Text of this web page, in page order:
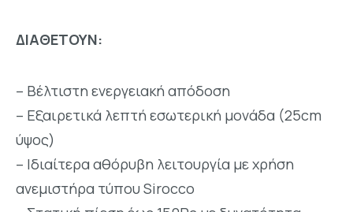
ΔΙΑΘΕΤΟΥΝ:
– Βέλτιστη ενεργειακή απόδοση
– Εξαιρετικά λεπτή εσωτερική μονάδα (25cm
ύψος)
– Ιδιαίτερα αθόρυβη λειτουργία με χρήση
ανεμιστήρα τύπου Sirocco